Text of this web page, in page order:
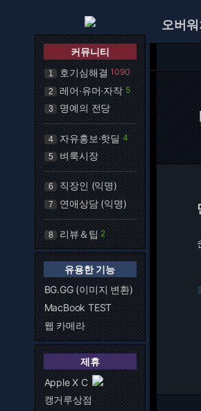
커뮤니티
1 호기심해결 1090
2 레어·유머·자작 5
3 명예의 전당
4 자유홍보·핫딜 4
5 벼룩시장
6 직장인 (익명)
7 연애상담 (익명)
8 리뷰＆팁 2
유용한 기능
BG.GG (이미지 변환)
MacBook TEST
웹 카메라
제휴
Apple X C
캥거루상점
오버워